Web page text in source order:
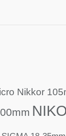
Nikkor